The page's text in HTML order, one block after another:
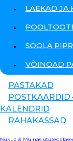
LAEKAD JA
SOOLA
VÕINOAD
PASTAKAD
POSTKAARDID
KALENDRID
RAHAKASSAD
Nukud &